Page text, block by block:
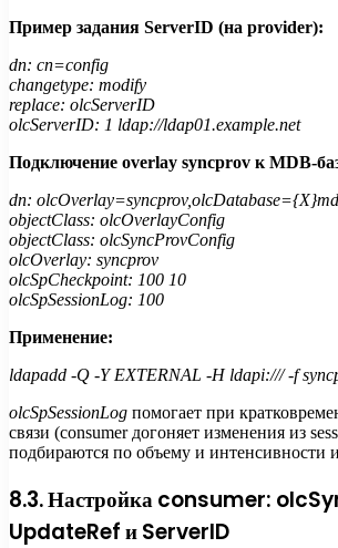
Пример задания ServerID (на provider):
dn: cn=config
changetype: modify
replace: olcServerID
olcServerID: 1 ldap://ldap01.example.net
Подключение overlay syncprov к MDB-
dn:
objectClass: olcOverlayConfig
objectClass: olcSyncProvConfig
olcOverlay: syncprov
olcSpCheckpoint: 100 10
olcSpSessionLog: 100
Применение:
ldapadd -Q -Y EXTERNAL -H ldapi:/// -f
olcSpSessionLog помогает при
связи (consumer догоняет изменения из
подбираются по объему и интенсивности
8.3. Настройка consumer:
UpdateRef и ServerID